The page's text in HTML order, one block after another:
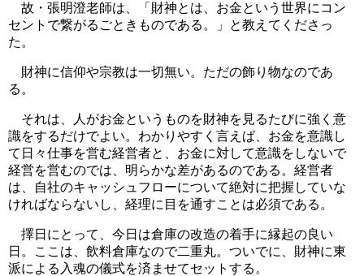
故・張明澄老師は、「財神とは、お金という世界にコン
セントで繋がるごときものである。」と教えてくださっ
た。
財神に信仰や宗教は一切無い。ただの飾り物なのであ
る。
それは、人がお金というものを財神を見るたびに強く意
識をするだけでよい。わかりやすく言えば、お金を意識し
て日々仕事を営む経営者と、お金に対して意識をしないで
経営を営むのでは、明らかな差があるのである。経営者
は、自社のキャッシュフローについて絶対に把握していな
ければならないし、経理に目を通すことは必須である。
擇日にとって、今日は倉庫の改造の着手に縁起の良い
日。ここは、飲料倉庫なので二重丸。ついでに、財神に東
派による入魂の儀式を済ませてセットする。